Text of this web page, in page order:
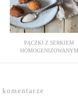
PĄCZKI Z SERKIEM
HOMOGENIZOWANYM
komentarze